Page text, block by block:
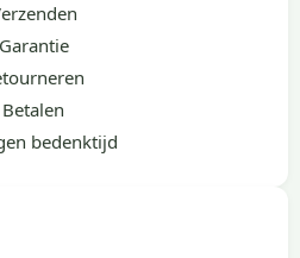
Garantie
Betalen
bedenktijd